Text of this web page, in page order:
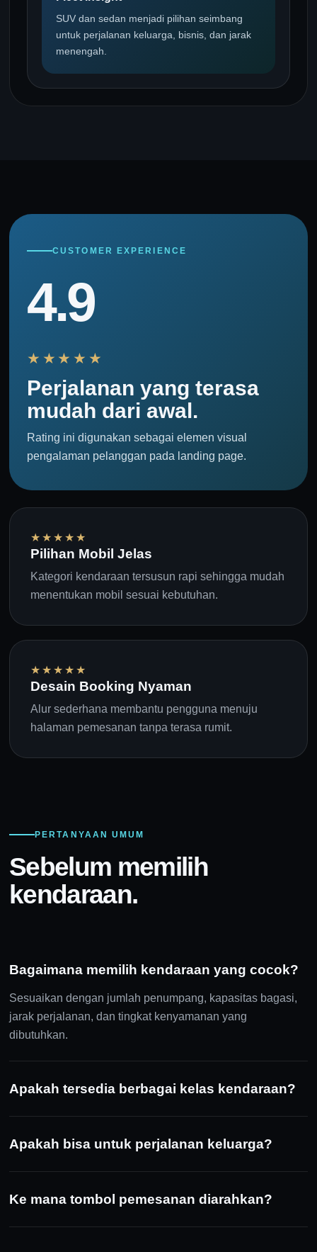
SUV dan sedan menjadi pilihan seimbang
untuk perjalanan keluarga, bisnis, dan jarak
menengah.
CUSTOMER EXPERIENCE
4.9
★★★★★
Perjalanan yang terasa
mudah dari awal.
Rating ini digunakan sebagai elemen visual
pengalaman pelanggan pada landing page.
★★★★★
Pilihan Mobil Jelas
Kategori kendaraan tersusun rapi sehingga mudah
menentukan mobil sesuai kebutuhan.
★★★★★
Desain Booking Nyaman
Alur sederhana membantu pengguna menuju
halaman pemesanan tanpa terasa rumit.
PERTANYAAN UMUM
Sebelum memilih
kendaraan.
Bagaimana memilih kendaraan yang cocok?
Sesuaikan dengan jumlah penumpang, kapasitas bagasi,
jarak perjalanan, dan tingkat kenyamanan yang
dibutuhkan.
Apakah tersedia berbagai kelas kendaraan?
Apakah bisa untuk perjalanan keluarga?
Ke mana tombol pemesanan diarahkan?